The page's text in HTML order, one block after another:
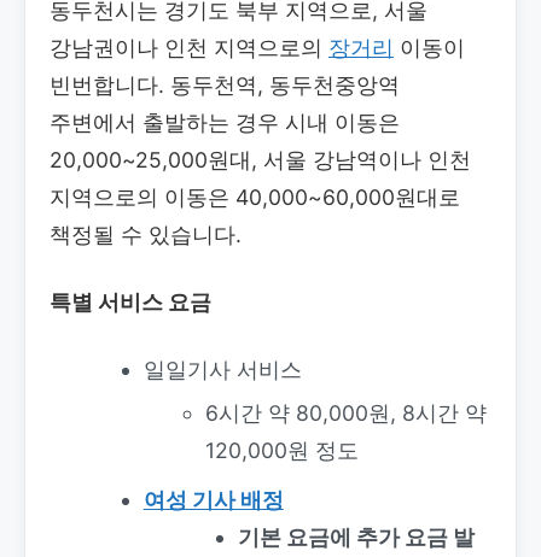
동두천시는 경기도 북부 지역으로, 서울
강남권이나 인천 지역으로의 장거리 이동이
빈번합니다. 동두천역, 동두천중앙역
주변에서 출발하는 경우 시내 이동은
20,000~25,000원대, 서울 강남역이나 인천
지역으로의 이동은 40,000~60,000원대로
책정될 수 있습니다.
특별 서비스 요금
일일기사 서비스
6시간 약 80,000원, 8시간 약
120,000원 정도
여성 기사 배정
기본 요금에 추가 요금 발